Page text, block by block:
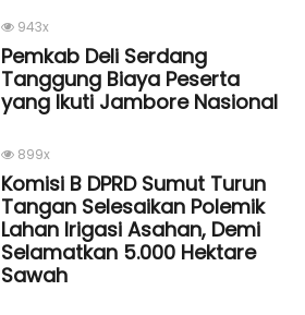
943x
Pemkab Deli Serdang
Tanggung Biaya Peserta
yang Ikuti Jambore Nasional
899x
Komisi B DPRD Sumut Turun
Tangan Selesaikan Polemik
Lahan Irigasi Asahan, Demi
Selamatkan 5.000 Hektare
Sawah